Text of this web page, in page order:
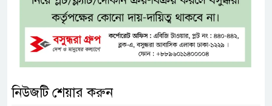
নিউজটি শেয়ার করুন